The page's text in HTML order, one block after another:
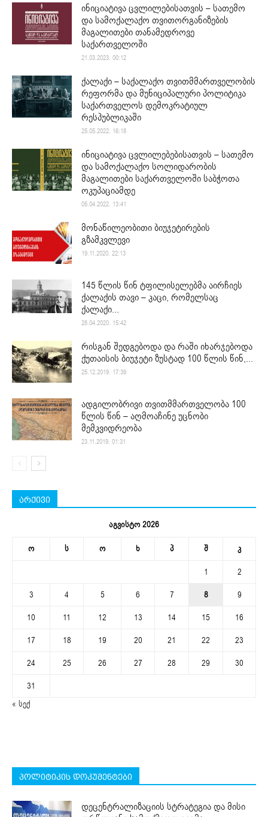
ინიციატივა ცვლილებისათვის – სათემო
და სამოქალაქო თვითორგანიზების
მაგალითები თანამედროვე
საქართველოში
21.03.2023. 00:12
ქალაქი – საქალაქო თვითმმართველობის
რეფორმა და მუნიციპალური პოლიტიკა
საქართველოს დემოკრატიულ
რესპუბლიკაში
25.05.2022. 16:18
ინიციატივა ცვლილებებისათვის – სათემო
და სამოქალაქო სოლიდარობის
მაგალითები საქართველოში საბჭოთა
ოკუპაციამდე
05.04.2022. 13:41
მონაწილეობითი ბიუჯეტირების
გზამკვლევი
19.11.2020. 22:13
145 წლის წინ ტფილისელებმა აირჩიეს
ქალაქის თავი – კაცი, რომელსაც
ქალაქი...
28.04.2020. 15:42
რისგან შედგებოდა და რაში იხარჯებოდა
ქუთაისის ბიუჯეტი ზუსტად 100 წლის წინ,...
25.12.2019. 17:39
ადგილობრივი თვითმმართველობა 100
წლის წინ – აღმოაჩინე უცნობი
მემკვიდრეობა
23.11.2019. 01:31
არქივი
აგვისტო 2026
ო ს ო ხ პ შ კ
1
2
3
4 5 6 7 8
9
10
11 12 13 14 15
16
17
18 19 20 21 22
23
24
25 26 27 28 29
30
31
« სექ
პოლიტიკის დოკუმენტები
დეცენტრალიზაციის სტრატეგია და მისი